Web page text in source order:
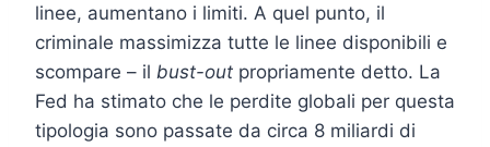
linee, aumentano i limiti. A quel punto, il
criminale massimizza tutte le linee disponibili e
scompare – il bust-out propriamente detto. La
Fed ha stimato che le perdite globali per questa
tipologia sono passate da circa 8 miliardi di